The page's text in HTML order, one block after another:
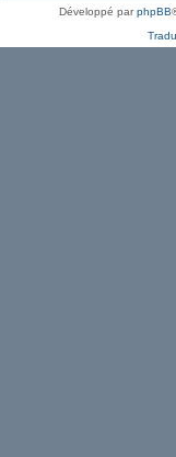
Développé parphpBB